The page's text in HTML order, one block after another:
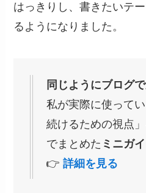
はっきりし、書きたいテ
るようになりました。
同じようにブログ
私が実際に使って
続けるための視点
でまとめた ミニガ
👉詳細を見る